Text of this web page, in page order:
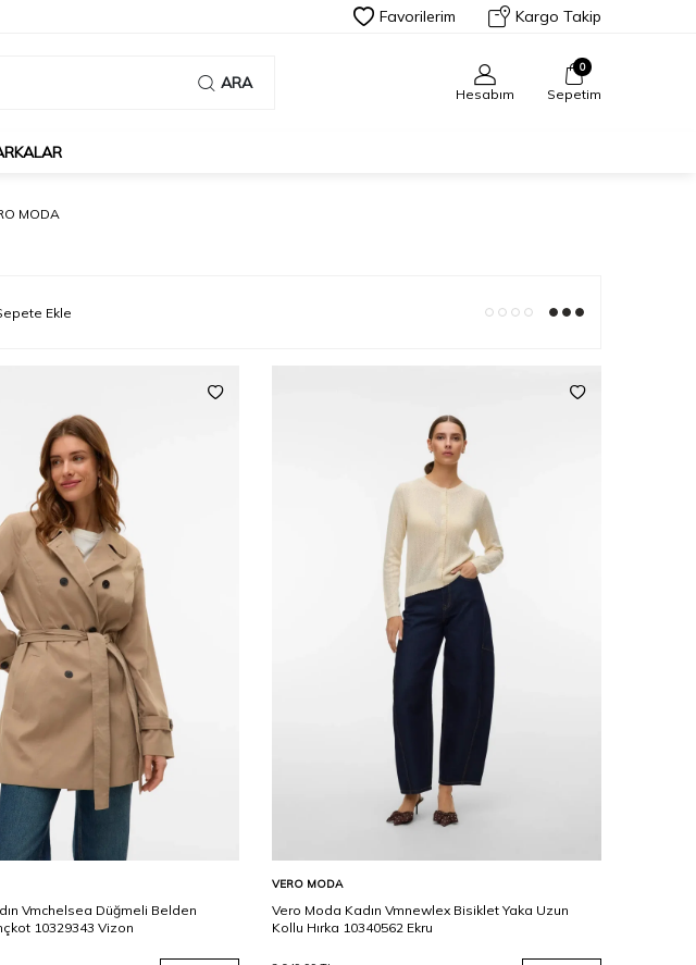
Favorilerim Kargo Takip
ARA
Hesabım
0
Sepetim
MODA
Ekle
Ekle
Vmchelsea Düğmeli Belden
10329343 Vizon
Sepete Ekle
VERO MODA
Vero Moda Kadın Vmnewlex Bisiklet Yaka Uzun
Kollu Hırka 10340562 Ekru